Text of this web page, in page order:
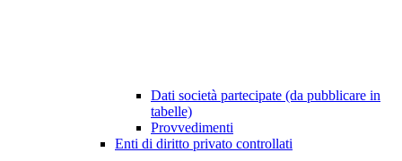
Dati società partecipate (da pubblicare in
tabelle)
Provvedimenti
Enti di diritto privato controllati